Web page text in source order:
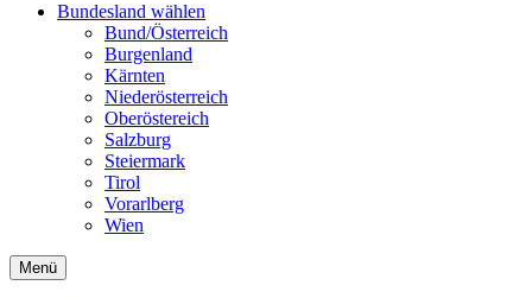
Bundesland wählen
Bund/Österreich
Burgenland
Kärnten
Niederösterreich
Oberöstereich
Salzburg
Steiermark
Tirol
Vorarlberg
Wien
Menü